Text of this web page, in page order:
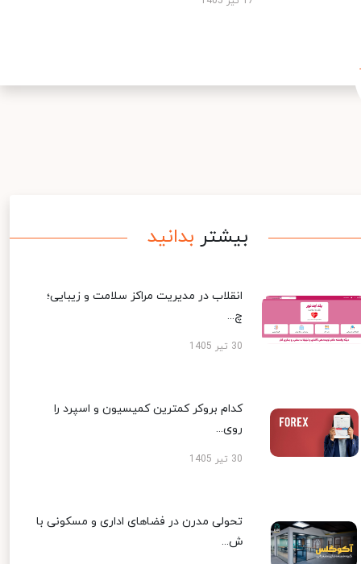
بیشتر بدانید
انقلاب در مدیریت مراکز سلامت و زیبایی؛
چ...
30 تیر 1405
کدام بروکر کمترین کمیسیون و اسپرد را
روی...
30 تیر 1405
تحولی مدرن در فضاهای اداری و مسکونی با
ش...